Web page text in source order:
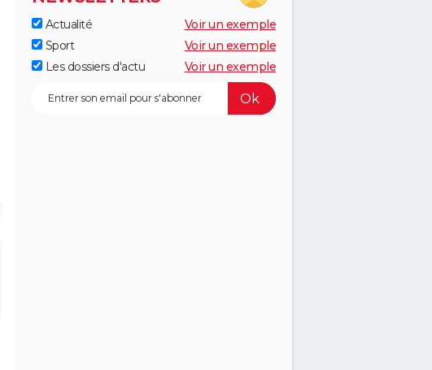
Actualité
Voir un exemple
Sport
Voir un exemple
Les dossiers d'actu
Voir un exemple